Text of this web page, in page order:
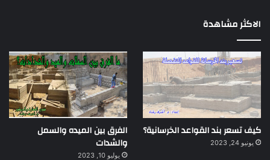
الاكثر مشاهدة
كيف تسعر بند القواعد الخرسانية؟
يونيو 24, 2023
الفرق بين الميده والسمل
والشدات
يوليو 10, 2023